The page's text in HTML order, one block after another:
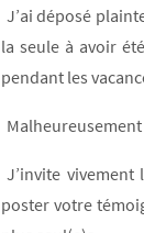
J’ai déposé
la seule à avoir
pendant les
J’invite
poster votre